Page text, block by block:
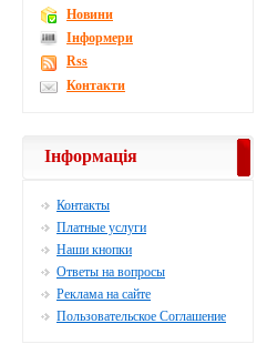
Новини
Інформери
Rss
Контакти
Інформація
Контакты
Платные услуги
Наши кнопки
Ответы на вопросы
Реклама на сайте
Пользовательское Соглашение